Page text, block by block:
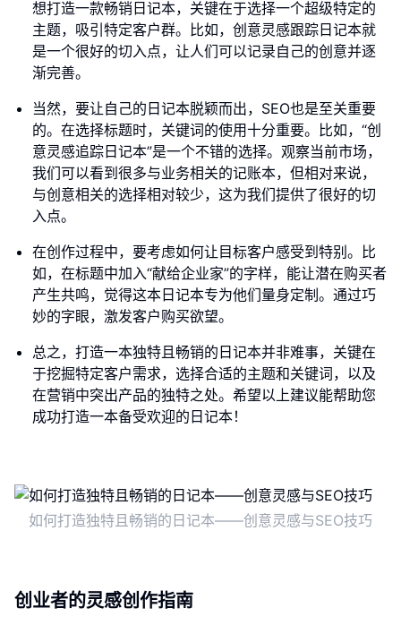
想打造一款畅销日记本，关键在于选择一个超级特定的
主题，吸引特定客户群。比如，创意灵感跟踪日记本就
是一个很好的切入点，让人们可以记录自己的创意并逐
渐完善。
当然，要让自己的日记本脱颖而出，SEO也是至关重要
的。在选择标题时，关键词的使用十分重要。比如，“创
意灵感追踪日记本”是一个不错的选择。观察当前市场，
我们可以看到很多与业务相关的记账本，但相对来说，
与创意相关的选择相对较少，这为我们提供了很好的切
入点。
在创作过程中，要考虑如何让目标客户感受到特别。比
如，在标题中加入“献给企业家”的字样，能让潜在购买者
产生共鸣，觉得这本日记本专为他们量身定制。通过巧
妙的字眼，激发客户购买欲望。
总之，打造一本独特且畅销的日记本并非难事，关键在
于挖掘特定客户需求，选择合适的主题和关键词，以及
在营销中突出产品的独特之处。希望以上建议能帮助您
成功打造一本备受欢迎的日记本！
如何打造独特且畅销的日记本——创意灵感与SEO技巧
创业者的灵感创作指南